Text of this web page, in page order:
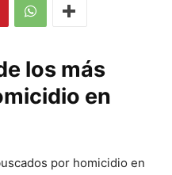
los más
en